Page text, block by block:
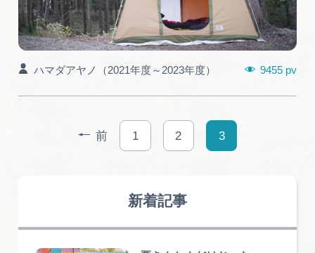
9455 pv
ハマダアヤノ（2021年度～2023年度）
前 1 2 3
新着記事